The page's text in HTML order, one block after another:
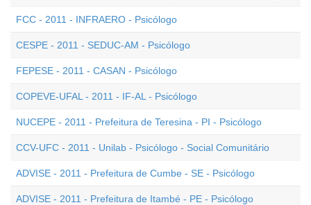
FCC - 2011 - INFRAERO - Psicólogo
CESPE - 2011 - SEDUC-AM - Psicólogo
FEPESE - 2011 - CASAN - Psicólogo
COPEVE-UFAL - 2011 - IF-AL - Psicólogo
NUCEPE - 2011 - Prefeitura de Teresina - PI - Psicólogo
CCV-UFC - 2011 - Unilab - Psicólogo - Social Comunitário
ADVISE - 2011 - Prefeitura de Cumbe - SE - Psicólogo
ADVISE - 2011 - Prefeitura de Itambé - PE - Psicólogo